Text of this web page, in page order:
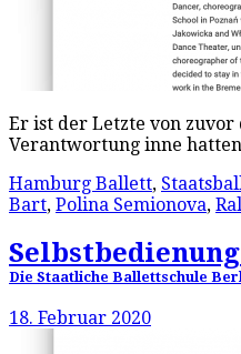
Er ist der Letzte von
Verantwortung inne
Hamburg Ballett,
Bart, Polina Semionova,
Die Staatliche Ballettschule
18. Februar 2020